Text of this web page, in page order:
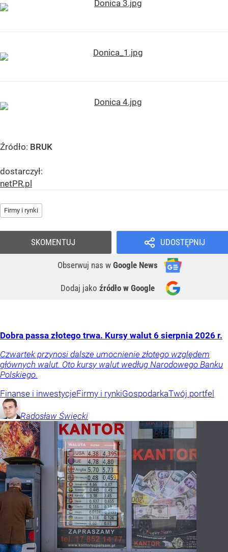
Źródło: BRUK
dostarczył:
netPR.pl
Firmy i rynki
UDOSTĘPNIJ
Obserwuj nas w Google News
Dodaj jako źródło w Google
SKOMENTUJ
Dobra passa złotego trwa. Kursy walut 6 sierpnia 2026 r.
Czwartek przynosi dalsze umocnienie złotego względem
głównych walut. Oto kursy walut według Narodowego Banku
Polskiego.
Finanse i inwestycjeFirmy i rynkiGospodarkaTwój portfel
Radosław Święcki